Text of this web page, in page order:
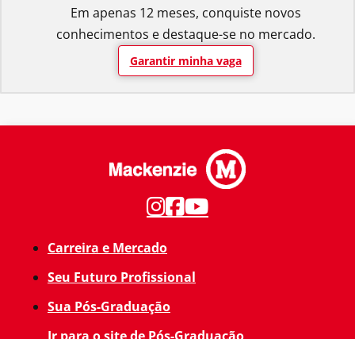
Em apenas 12 meses, conquiste novos
conhecimentos e destaque-se no mercado.
Garantir minha vaga
Carreira e Mercado
Seu Futuro Profissional
Sua Pós-Graduação